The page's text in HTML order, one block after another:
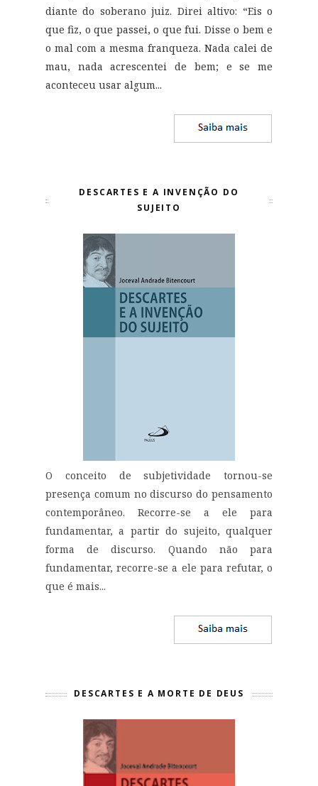
diante do soberano juiz. Direi altivo: “Eis o
que fiz, o que passei, o que fui. Disse o bem e
o mal com a mesma franqueza. Nada calei de
mau, nada acrescentei de bem; e se me
aconteceu usar algum...
DESCARTES E A INVENÇÃO DO
SUJEITO
O conceito de subjetividade tornou-se
presença comum no discurso do pensamento
contemporâneo. Recorre-se a ele para
fundamentar, a partir do sujeito, qualquer
forma de discurso. Quando não para
fundamentar, recorre-se a ele para refutar, o
que é mais...
DESCARTES E A MORTE DE DEUS